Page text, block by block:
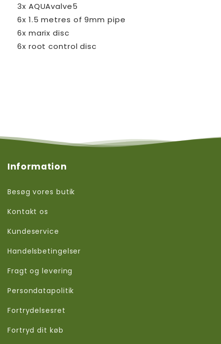
3x AQUAvalve5
6x 1.5 metres of 9mm pipe
6x marix disc
6x root control disc
Information
Besøg vores butik
Kontakt os
Kundeservice
Handelsbetingelser
Fragt og levering
Persondatapolitik
Fortrydelsesret
Fortryd dit køb